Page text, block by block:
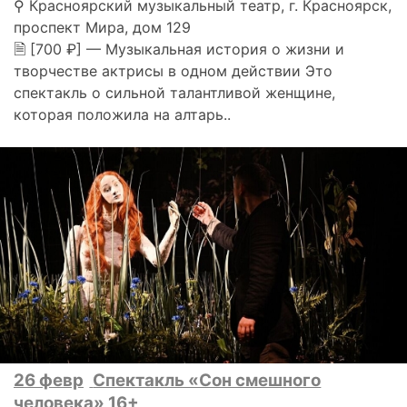
⚲ Красноярский музыкальный театр, г. Красноярск,
проспект Мира, дом 129
🗎 [700 ₽] — Музыкальная история о жизни и
творчестве актрисы в одном действии Это
спектакль о сильной талантливой женщине,
которая положила на алтарь..
26 февр Спектакль «Сон смешного